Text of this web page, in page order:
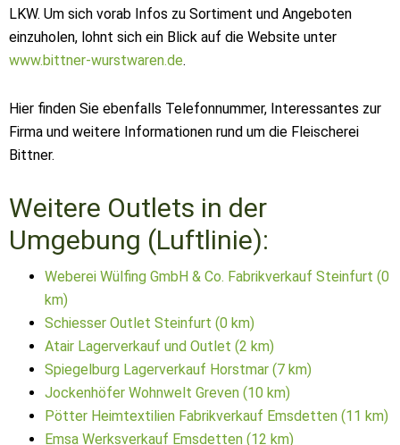
LKW. Um sich vorab Infos zu Sortiment und Angeboten
einzuholen, lohnt sich ein Blick auf die Website unter
www.bittner-wurstwaren.de.
Hier finden Sie ebenfalls Telefonnummer, Interessantes zur
Firma und weitere Informationen rund um die Fleischerei
Bittner.
Weitere Outlets in der
Umgebung (Luftlinie):
Weberei Wülfing GmbH & Co. Fabrikverkauf Steinfurt (0
km)
Schiesser Outlet Steinfurt (0 km)
Atair Lagerverkauf und Outlet (2 km)
Spiegelburg Lagerverkauf Horstmar (7 km)
Jockenhöfer Wohnwelt Greven (10 km)
Pötter Heimtextilien Fabrikverkauf Emsdetten (11 km)
Emsa Werksverkauf Emsdetten (12 km)